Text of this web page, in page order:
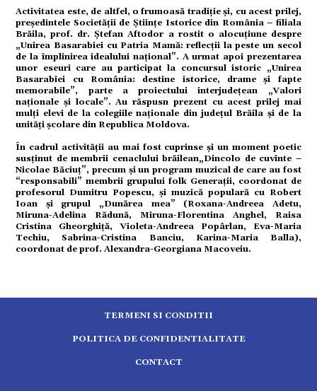
Activitatea este, de altfel, o frumoasă tradiție și, cu acest prilej,
președintele Societății de Științe Istorice din România – filiala
Brăila, prof. dr. Ștefan Aftodor a rostit o alocuțiune despre
„Unirea Basarabiei cu Patria Mamă: reflecții la peste un secol
de la împlinirea idealului național”. A urmat apoi prezentarea
unor eseuri care au participat la concursul istoric „Unirea
Basarabiei cu România: destine istorice, drame și fapte
memorabile”, parte a proiectului interjudețean „Valori
naționale și locale”. Au răspusn prezent cu acest prilej mai
mulți elevi de la colegiile naționale din județul Brăila și de la
unități școlare din Republica Moldova.
În cadrul activității au mai fost cuprinse și un moment poetic
susținut de membrii cenaclului brăilean„Dincolo de cuvinte –
Nicolae Băciuț”, precum și un program muzical de care au fost
“responsabili” membrii grupului folk Generații, coordonat de
profesorul Dumitru Popescu, și muzică populară cu Robert
Ioan și grupul „Dunărea mea” (Roxana-Andreea Adetu,
Miruna-Adelina Rădună, Miruna-Florentina Anghel, Raisa
Cristina Gheorghiță, Violeta-Andreea Popârlan, Eva-Maria
Techiu, Sabrina-Cristina Banciu, Karina-Maria Balla),
coordonat de prof. Alexandra-Georgiana Macoveiu.
TERMENI SI CONDITII
POLITICA DE CONFIDENTIALITATE
CONTACT